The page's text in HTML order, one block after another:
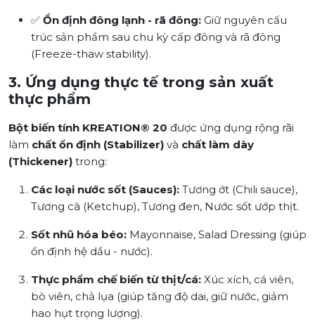
✅ Ổn định đông lạnh - rã đông: Giữ nguyên cấu
trúc sản phẩm sau chu kỳ cấp đông và rã đông
(Freeze-thaw stability).
3. Ứng dụng thực tế trong sản xuất
thực phẩm
Bột biến tính KREATION® 20 được ứng dụng rộng rãi
làm chất ổn định (Stabilizer) và chất làm dày
(Thickener) trong:
Các loại nước sốt (Sauces): Tương ớt (Chili sauce),
Tương cà (Ketchup), Tương đen, Nước sốt ướp thịt.
Sốt nhũ hóa béo: Mayonnaise, Salad Dressing (giúp
ổn định hệ dầu - nước).
Thực phẩm chế biến từ thịt/cá: Xúc xích, cá viên,
bò viên, chả lụa (giúp tăng độ dai, giữ nước, giảm
hao hụt trọng lượng).